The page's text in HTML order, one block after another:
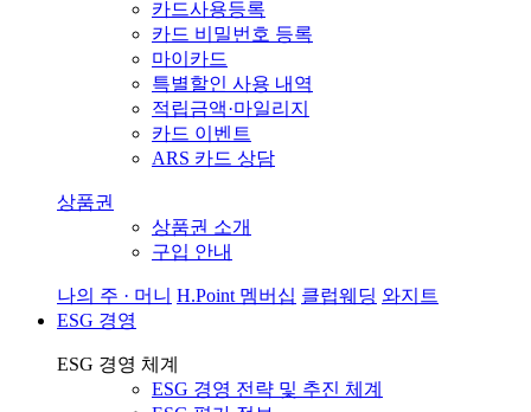
카드사용등록
카드 비밀번호 등록
마이카드
특별할인 사용 내역
적립금액·마일리지
카드 이벤트
ARS 카드 상담
상품권
상품권 소개
구입 안내
나의 주 · 머니 H.Point 멤버십 클럽웨딩 와지트
ESG 경영
ESG 경영 체계
ESG 경영 전략 및 추진 체계